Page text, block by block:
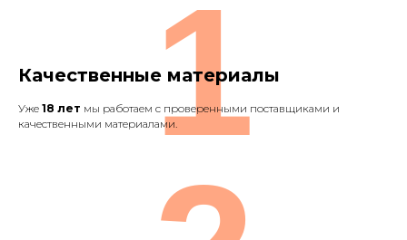
Качественные материалы
Уже 18 лет мы работаем с проверенными поставщиками и
качественными материалами.1